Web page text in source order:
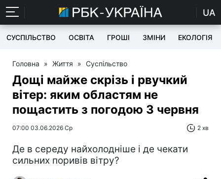
UA
СУСПІЛЬСТВО ОСВІТА ГРОШІ ЗМІНИ ЕКОЛОГІЯ
Головна » Життя » Суспільство
Дощі майже скрізь і рвучкий
вітер: яким областям не
пощастить з погодою 3 червня
07:00 03.06.2026 Ср 2 хв
Де в середу найхолодніше і де чекати
сильних поривів вітру?